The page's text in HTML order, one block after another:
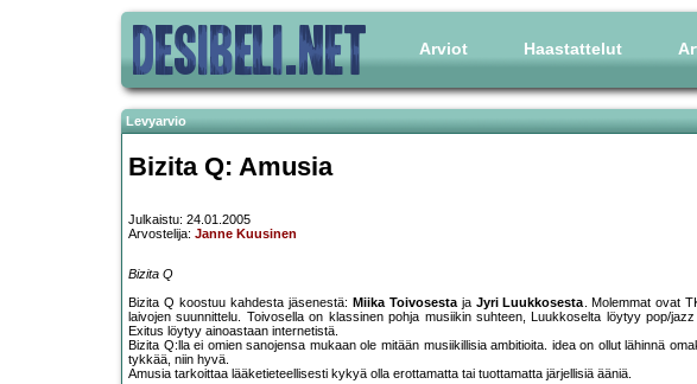
Arviot Haastattelut
Levyarvio
Bizita Q: Amusia
Julkaistu: 24.01.2005
Arvostelija: Janne Kuusinen
Bizita Q
Bizita Q koostuu kahdesta jäsenestä: Miika Toivosestaja Jyri Luukkosesta. Molemmat ovat
laivojen suunnittelu. Toivosella on klassinen pohja musiikin suhteen, Luukkoselta löytyy pop/
Exitus löytyy ainoastaan internetistä.
Bizita Q:lla ei omien sanojensa mukaan ole mitään musiikillisia ambitioita. idea on ollut lähinnä
tykkää, niin hyvä.
Amusia tarkoittaa lääketieteellisesti kykyä olla erottamatta tai tuottamatta järjellisiä ääniä.